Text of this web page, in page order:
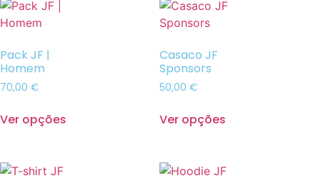
Pack JF |
Homem
70,00 €
Ver opções
Casaco JF
Sponsors
50,00 €
Ver opções